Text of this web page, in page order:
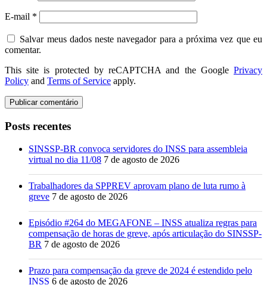
E-mail *
Salvar meus dados neste navegador para a próxima vez que eu
comentar.
This site is protected by reCAPTCHA and the Google Privacy
Policy and Terms of Service apply.
Posts recentes
SINSSP-BR convoca servidores do INSS para assembleia
virtual no dia 11/08 7 de agosto de 2026
Trabalhadores da SPPREV aprovam plano de luta rumo à
greve 7 de agosto de 2026
Episódio #264 do MEGAFONE – INSS atualiza regras para
compensação de horas de greve, após articulação do SINSSP-
BR 7 de agosto de 2026
Prazo para compensação da greve de 2024 é estendido pelo
INSS 6 de agosto de 2026